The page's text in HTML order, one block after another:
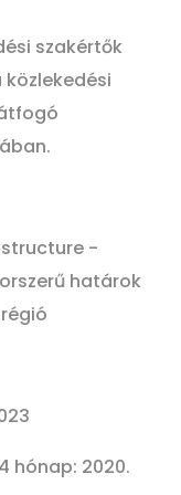
szakértők
-
határok
hónap: 2020.